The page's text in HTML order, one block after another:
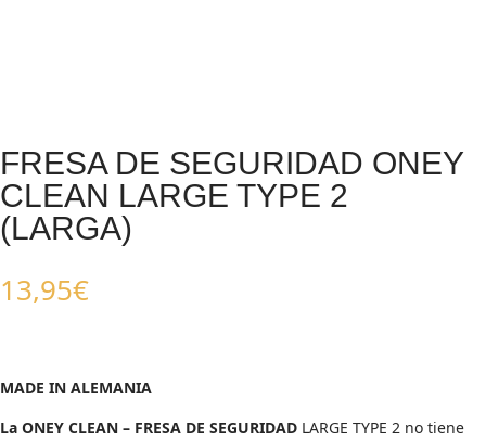
FRESA DE SEGURIDAD ONEY
CLEAN LARGE TYPE 2
(LARGA)
13,95€
MADE IN ALEMANIA
La ONEY CLEAN – FRESA DE SEGURIDAD LARGE TYPE 2 no tiene